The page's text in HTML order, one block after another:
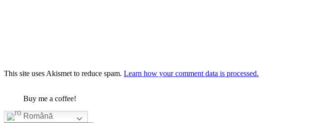
This site uses Akismet to reduce spam. Learn how your comment data is processed.
Buy me a coffee!
Română